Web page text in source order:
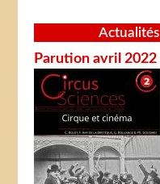
Actualités
Parution avril 2022